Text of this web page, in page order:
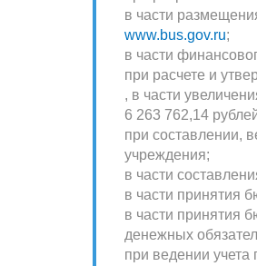
в части
www.bus.gov.ru;
в части
при расчете и
, в части
6 263 762,14
при составлении,
учреждения;
в части
в части принятия
в части принятия
денежных
при ведении учета